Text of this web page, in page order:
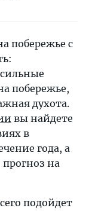
побережье с
побережье,
духота.
вы найдете
в
года, а
на
подойдет